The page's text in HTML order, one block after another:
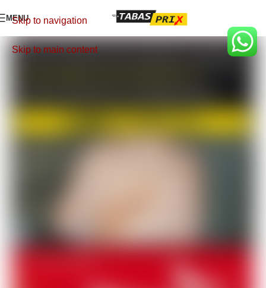
Skip to navigation
Skip to main content
MENU